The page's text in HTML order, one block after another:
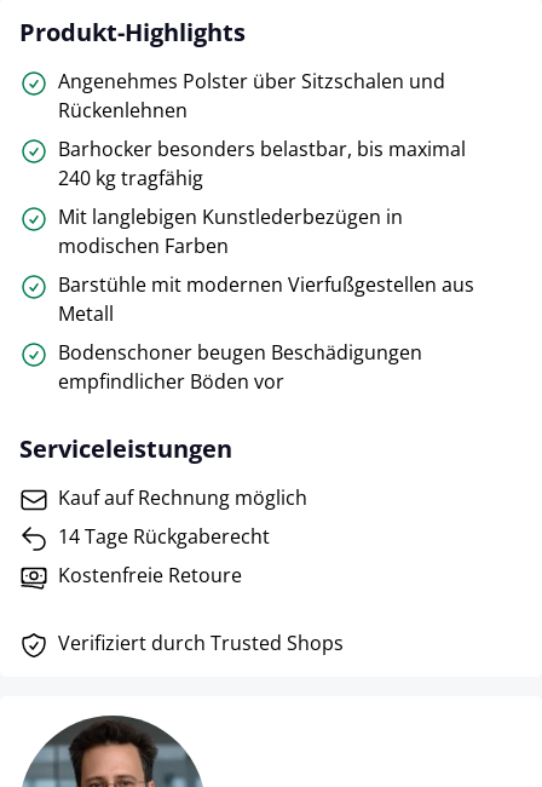
Produkt-Highlights
Angenehmes Polster über Sitzschalen und
Rückenlehnen
Barhocker besonders belastbar, bis maximal
240 kg tragfähig
Mit langlebigen Kunstlederbezügen in
modischen Farben
Barstühle mit modernen Vierfußgestellen aus
Metall
Bodenschoner beugen Beschädigungen
empfindlicher Böden vor
Serviceleistungen
Kauf auf Rechnung möglich
14 Tage Rückgaberecht
Kostenfreie Retoure
Verifiziert durch Trusted Shops